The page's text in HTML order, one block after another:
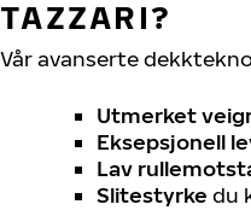
TAZZARI?
Vår avanserte
Utmerket
Eksepsjonell
Lav
Slitestyrke du